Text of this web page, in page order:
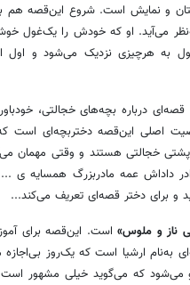
و نمایش است. شروع این‌قصه
می‌آید. او که خودش را یک‌غول
به هرچیزی نزدیک می‌شود و اول
درباره بچه‌های خجالتی،
اصلی این‌قصه دختربچه‌ای است
خجالتی هستند و وقتی مهمان
داداش عمه مادربزرگ همسایه ی
و برای دختر قصه‌ای تعریف می‌کند...
ناز و ملوس»است. این‌قصه برای
به‌نام ارشیا است که یک‌روز
می‌شود که می‌گوید خیلی مشهور